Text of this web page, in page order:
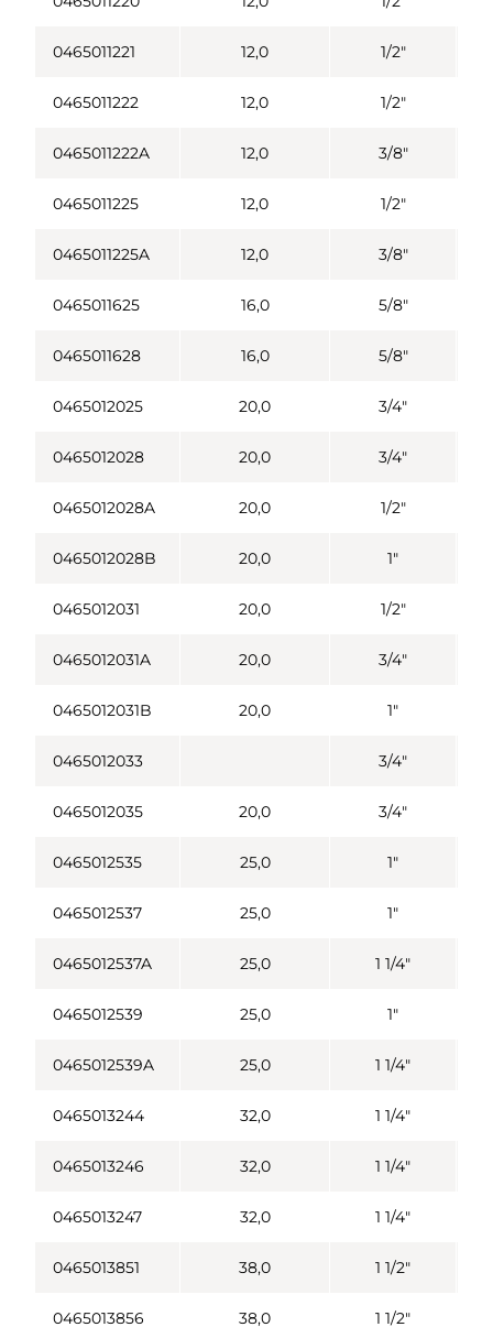
0465011221 12,0 1/2"
0465011222 12,0 1/2"
0465011222A 12,0 3/8"
0465011225 12,0 1/2"
0465011225A 12,0 3/8"
0465011625 16,0 5/8"
0465011628 16,0 5/8"
0465012025 20,0 3/4"
0465012028 20,0 3/4"
0465012028A 20,0 1/2"
0465012028B 20,0 1"
0465012031 20,0 1/2"
0465012031A 20,0 3/4"
0465012031B 20,0 1"
0465012033 3/4"
0465012035 20,0 3/4"
0465012535 25,0 1"
0465012537 25,0 1"
0465012537A 25,0 1 1/4"
0465012539 25,0 1"
0465012539A 25,0 1 1/4"
0465013244 32,0 1 1/4"
0465013246 32,0 1 1/4"
0465013247 32,0 1 1/4"
0465013851 38,0 1 1/2"
0465013856 38,0 1 1/2"